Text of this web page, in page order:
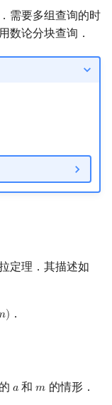
需要多组查询的时
数论分块查询．
定理．其描述如
) ．
𝑎
a 和𝑚
m 的情形．